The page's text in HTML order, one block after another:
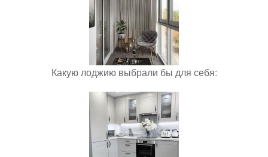
Какую лоджию выбрали бы для себя: